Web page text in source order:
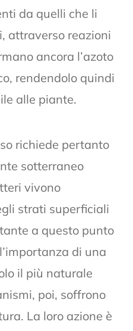
da quelli che li
attraverso reazioni
ancora l’azoto
rendendolo quindi
alle piante.
richiede pertanto
sotterraneo
vivono
strati superficiali
a questo punto
di una
il più naturale
poi, soffrono
La loro azione è